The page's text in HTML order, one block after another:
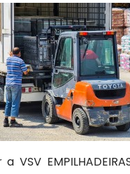
a VSV